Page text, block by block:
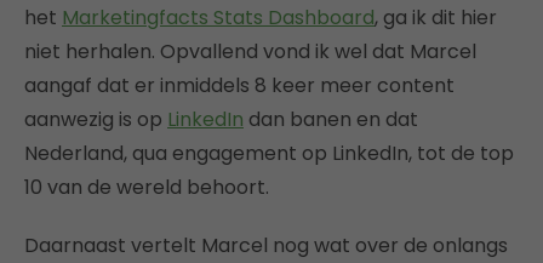
het Marketingfacts Stats Dashboard, ga ik dit hier
niet herhalen. Opvallend vond ik wel dat Marcel
aangaf dat er inmiddels 8 keer meer content
aanwezig is op LinkedIn dan banen en dat
Nederland, qua engagement op LinkedIn, tot de top
10 van de wereld behoort.
Daarnaast vertelt Marcel nog wat over de onlangs